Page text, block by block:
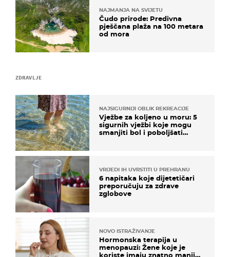
ZDRAVLJE
NAJSIGURNIJI OBLIK REKREACIJE
Vježbe za koljeno u moru: 5
sigurnih vježbi koje mogu
smanjiti bol i poboljšati
VRIJEDI IH UVRSTITI U PREHRANU
6 napitaka koje dijetetičari
preporučuju za zdrave
zglobove
NOVO ISTRAŽIVANJE
Hormonska terapija u
menopauzi: Žene koje je
koriste imaju znatno manji
NAJMANJA NA SVIJETU
Čudo prirode: Predivna
pješčana plaža na 100 metara
od mora